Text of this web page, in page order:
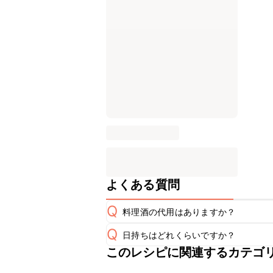
よくある質問
Q 料理酒の代用はありますか？
A
Q 日持ちはどれくらいですか？
こちらのレシピは出来たてをお召し
このレシピに関連するカテゴ